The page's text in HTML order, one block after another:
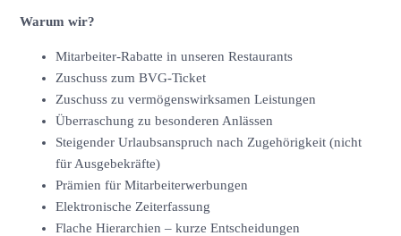
Warum wir?
Mitarbeiter-Rabatte in unseren Restaurants
Zuschuss zum BVG-Ticket
Zuschuss zu vermögenswirksamen Leistungen
Überraschung zu besonderen Anlässen
Steigender Urlaubsanspruch nach Zugehörigkeit (nicht
für Ausgebekräfte)
Prämien für Mitarbeiterwerbungen
Elektronische Zeiterfassung
Flache Hierarchien – kurze Entscheidungen